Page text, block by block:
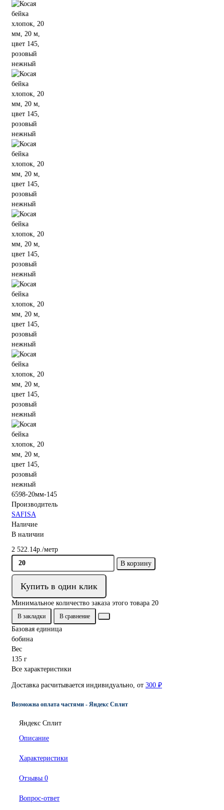
6598-20мм-145
Производитель
SAFISA
Наличие
В наличии
2 522.14р./метр
В корзину
Купить в один клик
Минимальное количество заказа этого товара 20
В закладки В сравнение
Базовая единица
бобина
Вес
135 г
Все характеристики
Доставка расчитывается индивидуально, от 300 ₽
Возможна оплата частями - Яндекс Сплит
Яндекс Сплит
Описание
Характеристики
Отзывы 0
Вопрос-ответ